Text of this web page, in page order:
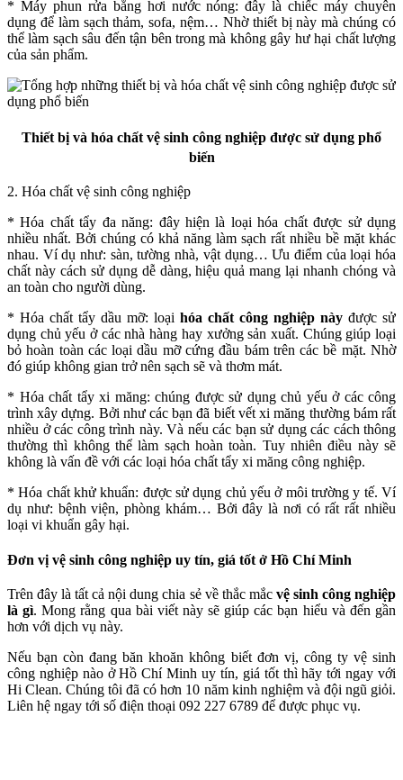
* Máy phun rửa bằng hơi nước nóng: đây là chiếc máy chuyên
dụng để làm sạch thảm, sofa, nệm… Nhờ thiết bị này mà chúng có
thể làm sạch sâu đến tận bên trong mà không gây hư hại chất lượng
của sản phẩm.
Thiết bị và hóa chất vệ sinh công nghiệp được sử dụng phổ
biến
2. Hóa chất vệ sinh công nghiệp
* Hóa chất tẩy đa năng: đây hiện là loại hóa chất được sử dụng
nhiều nhất. Bởi chúng có khả năng làm sạch rất nhiều bề mặt khác
nhau. Ví dụ như: sàn, tường nhà, vật dụng… Ưu điểm của loại hóa
chất này cách sử dụng dễ dàng, hiệu quả mang lại nhanh chóng và
an toàn cho người dùng.
* Hóa chất tẩy dầu mỡ: loại hóa chất công nghiệp này được sử
dụng chủ yếu ở các nhà hàng hay xưởng sản xuất. Chúng giúp loại
bỏ hoàn toàn các loại dầu mỡ cứng đầu bám trên các bề mặt. Nhờ
đó giúp không gian trở nên sạch sẽ và thơm mát.
* Hóa chất tẩy xi măng: chúng được sử dụng chủ yếu ở các công
trình xây dựng. Bởi như các bạn đã biết vết xi măng thường bám rất
nhiều ở các công trình này. Và nếu các bạn sử dụng các cách thông
thường thì không thể làm sạch hoàn toàn. Tuy nhiên điều này sẽ
không là vấn đề với các loại hóa chất tẩy xi măng công nghiệp.
* Hóa chất khử khuẩn: được sử dụng chủ yếu ở môi trường y tế. Ví
dụ như: bệnh viện, phòng khám… Bởi đây là nơi có rất rất nhiều
loại vi khuẩn gây hại.
Đơn vị vệ sinh công nghiệp uy tín, giá tốt ở Hồ Chí Minh
Trên đây là tất cả nội dung chia sẻ về thắc mắc vệ sinh công nghiệp
là gì. Mong rằng qua bài viết này sẽ giúp các bạn hiểu và đến gần
hơn với dịch vụ này.
Nếu bạn còn đang băn khoăn không biết đơn vị, công ty vệ sinh
công nghiệp nào ở Hồ Chí Minh uy tín, giá tốt thì hãy tới ngay với
Hi Clean. Chúng tôi đã có hơn 10 năm kinh nghiệm và đội ngũ giỏi.
Liên hệ ngay tới số điện thoại 092 227 6789 để được phục vụ.